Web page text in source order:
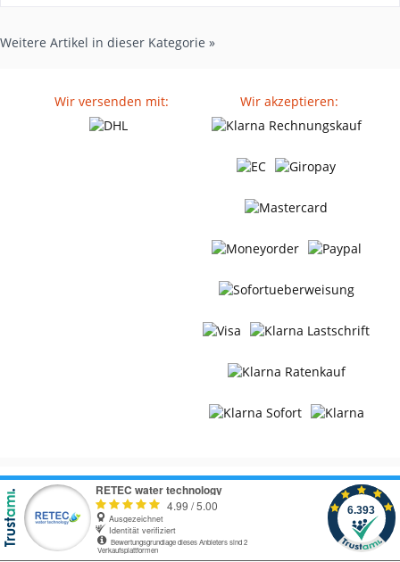
Weitere Artikel in dieser Kategorie »
Wir versenden mit: Wir akzeptieren: